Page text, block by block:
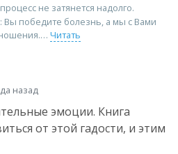
не затянется надолго.
Вы победите болезнь, а мы с Вами
Читать
назад
эмоции. Книга
от этой гадости, и этим